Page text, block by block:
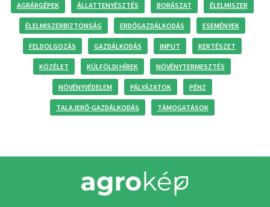
AGRÁRGÉPEK ÁLLATTENYÉSZTÉS BORÁSZAT ÉLELMISZER
ÉLELMISZERBIZTONSÁG ERDŐGAZDÁLKODÁS ESEMÉNYEK
FELDOLGOZÁS GAZDÁLKODÁS INPUT KERTÉSZET
KÖZÉLET KÜLFÖLDI HÍREK NÖVÉNYTERMESZTÉS
NÖVÉNYVÉDELEM PÁLYÁZATOK PÉNZ
TALAJERŐ-GAZDÁLKODÁS TÁMOGATÁSOK